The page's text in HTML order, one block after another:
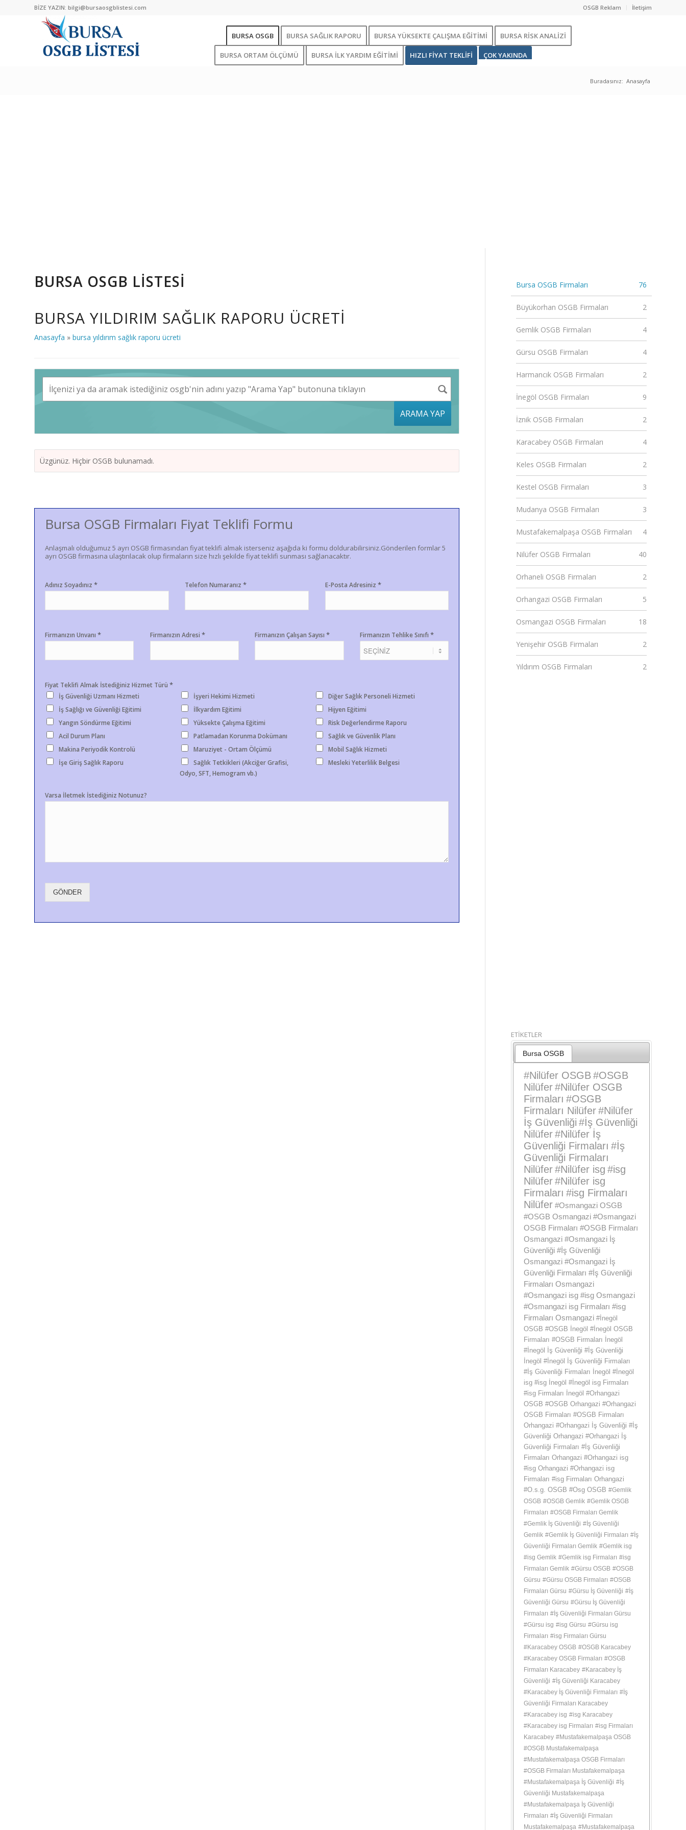
OSGB Reklam İletişim
BİZE YAZIN: bilgi@bursaosgblistesi.com
BURSA OSGB BURSA SAĞLIK RAPORU BURSA YÜKSEKTE ÇALIŞMA EĞİTİMİ BURSA RİSK ANALİZİ
BURSA ORTAM ÖLÇÜMÜ BURSA İLK YARDIM EĞİTİMİ HIZLI FİYAT TEKLİFİ ÇOK YAKINDA
Buradasınız: Anasayfa
BURSA OSGB LİSTESİ
BURSA YILDIRIM SAĞLIK RAPORU ÜCRETI
Anasayfa » bursa yıldırım sağlık raporu ücreti
ARAMA YAP
Üzgünüz. Hiçbir OSGB bulunamadı.
Bursa OSGB Firmaları Fiyat Teklifi Formu
Anlaşmalı olduğumuz 5 ayrı OSGB firmasından fiyat teklifi almak isterseniz aşağıda ki formu doldurabilirsiniz.Gönderilen formlar 5
ayrı OSGB firmasına ulaştırılacak olup firmaların size hızlı şekilde fiyat teklifi sunması sağlanacaktır.
Adınız Soyadınız * Telefon Numaranız* E-Posta Adresiniz *
Firmanızın Unvanı * Firmanızın Adresi * Firmanızın Çalışan Sayısı* Firmanızın Tehlike Sınıfı*
Fiyat Teklifi Almak İstediğiniz Hizmet Türü *
İş Güvenliği Uzmanı Hizmeti İşyeri Hekimi Hizmeti
Diğer Sağlık Personeli Hizmeti
İş Sağlığı ve Güvenliği Eğitimi
İlkyardım Eğitimi
Hijyen Eğitimi
Yangın Söndürme Eğitimi
Yüksekte Çalışma Eğitimi
Risk Değerlendirme Raporu
Acil Durum Planı
Patlamadan Korunma Dokümanı
Sağlık ve Güvenlik Planı
Makina Periyodik Kontrolü
Maruziyet - Ortam Ölçümü
Mobil Sağlık Hizmeti
İşe Giriş Sağlık Raporu
Sağlık Tetkikleri (Akciğer Grafisi,
Odyo, SFT, Hemogram vb.)
Mesleki Yeterlilik Belgesi
Varsa İletmek İstediğiniz Notunuz?
GÖNDER
Bursa OSGB Firmaları 76
Büyükorhan OSGB Firmaları 2
Gemlik OSGB Firmaları 4
Gürsu OSGB Firmaları 4
Harmancık OSGB Firmaları 2
İnegöl OSGB Firmaları 9
İznik OSGB Firmaları 2
Karacabey OSGB Firmaları 4
Keles OSGB Firmaları 2
Kestel OSGB Firmaları 3
Mudanya OSGB Firmaları 3
Mustafakemalpaşa OSGB Firmaları 4
Nilüfer OSGB Firmaları 40
Orhaneli OSGB Firmaları 2
Orhangazi OSGB Firmaları 5
Osmangazi OSGB Firmaları 18
Yenişehir OSGB Firmaları 2
Yıldırım OSGB Firmaları 2
ETİKETLER
Bursa OSGB
#Nilüfer OSGB#OSGB
Nilüfer#Nilüfer OSGB
Firmaları #OSGB
Firmaları Nilüfer#Nilüfer
İş Güvenliği #İş Güvenliği
Nilüfer#Nilüfer İş
Güvenliği Firmaları #İş
Güvenliği Firmaları
Nilüfer#Nilüfer isg #isg
Nilüfer#Nilüfer isg
Firmaları #isg Firmaları
Nilüfer #Osmangazi OSGB
#OSGB Osmangazi #Osmangazi
OSGB Firmaları #OSGB Firmaları
Osmangazi #Osmangazi İş
Güvenliği #İş Güvenliği
Osmangazi #Osmangazi İş
Güvenliği Firmaları #İş Güvenliği
Firmaları Osmangazi
#Osmangazi isg #isg Osmangazi
#Osmangazi isg Firmaları #isg
Firmaları Osmangazi # İnegöl
OSGB #OSGB İnegöl # İnegöl OSGB
Firmaları #OSGB Firmaları İnegöl
# İnegöl İş Güvenliği # İş Güvenliği
İnegöl # İnegöl İş Güvenliği Firmaları
# İş Güvenliği Firmaları İnegöl # İnegöl
isg #isg İnegöl # İnegöl isg Firmaları
#isg Firmaları İnegöl #Orhangazi
OSGB #OSGB Orhangazi #Orhangazi
OSGB Firmaları #OSGB Firmaları
Orhangazi #Orhangazi İş Güvenliği # İş
Güvenliği Orhangazi #Orhangazi İş
Güvenliği Firmaları # İş Güvenliği
Firmaları Orhangazi #Orhangazi isg
#isg Orhangazi #Orhangazi isg
Firmaları #isg Firmaları Orhangazi
#O.s.g. OSGB #Osg OSGB #Gemlik
OSGB #OSGB Gemlik #Gemlik OSGB
Firmaları #OSGB Firmaları Gemlik
#Gemlik İş Güvenliği # İş Güvenliği
Gemlik #Gemlik İş Güvenliği Firmaları # İş
Güvenliği Firmaları Gemlik #Gemlik isg
#isg Gemlik #Gemlik isg Firmaları #isg
Firmaları Gemlik #Gürsu OSGB #OSGB
Gürsu #Gürsu OSGB Firmaları #OSGB
Firmaları Gürsu #Gürsu İş Güvenliği # İş
Güvenliği Gürsu #Gürsu İş Güvenliği
Firmaları # İş Güvenliği Firmaları Gürsu
#Gürsu isg #isg Gürsu #Gürsu isg
Firmaları #isg Firmaları Gürsu
#Karacabey OSGB #OSGB Karacabey
#Karacabey OSGB Firmaları #OSGB
Firmaları Karacabey #Karacabey İş
Güvenliği # İş Güvenliği Karacabey
#Karacabey İş Güvenliği Firmaları # İş
Güvenliği Firmaları Karacabey
#Karacabey isg #isg Karacabey
#Karacabey isg Firmaları #isg Firmaları
Karacabey #Mustafakemalpaşa OSGB
#OSGB Mustafakemalpaşa
#Mustafakemalpaşa OSGB Firmaları
#OSGB Firmaları Mustafakemalpaşa
#Mustafakemalpaşa İş Güvenliği # İş
Güvenliği Mustafakemalpaşa
#Mustafakemalpaşa İş Güvenliği
Firmaları # İş Güvenliği Firmaları
Mustafakemalpaşa #Mustafakemalpaşa